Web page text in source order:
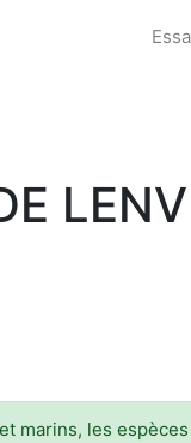
les